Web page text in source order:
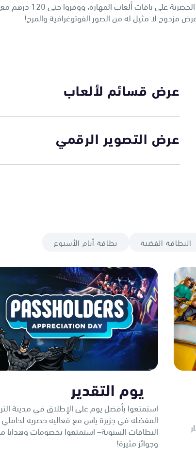
وهناك المزيد، اقضوا تجربة مشوقة مع الخصومات الحصرية على
عرض قسائم لألعاب
عرض التصوير الرقمي
البطاقة الفضية بطاقة أيام الأسبوع
يوم التقدير
استمتعوا بأفضل يوم على الإطلاق في مدينة
المفضلة في جزيرة ياس مع فعالية حصرية لحاملي
البطاقات السنوية– استمتعوا بخصومات وهدايا
وجوائز مثيرة!